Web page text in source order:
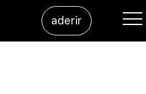
aderir